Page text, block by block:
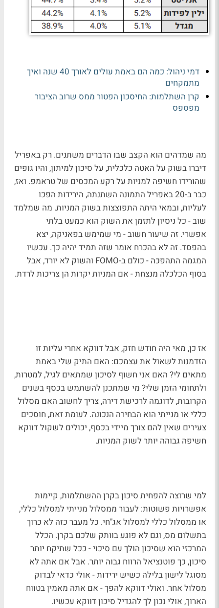
דמי ניהול: כמה הם באמת עולים לאורך 40 שנה ואיך
מתמקחים
קרן השתלמות: החיסכון הפטור ממס שרוב הציבור
מפספס
מה שמדהים הוא הקצב שבו הדברים משתנים. רק באפריל
דיברו בשוק על האטה כלכלית, על סיכון למיתון, והיו גופים
שהורידו חשיפה למניות על רקע המכסים של טראמפ. ואז,
כבר ב-20 באפריל התמונה השתנתה, הירידות הפכו
לעליות, ובמאי היתה התפוצצות בשוק המניות. מה שמלמד
שוב - כל ניסיון לתזמן את השוק הוא כמעט בלתי
אפשרי. זה שיעור חשוב - מי שמימש בפאניקה, יצא
בהפסד. זה לא בהכרח אומר שזה תמיד יהיה כך. עכשיו
המגמה התהפכה - כולם ב-FOMO והשוק לא יורד, אבל
בסוף הכלכלה מנצחת - אם המניות יקרות הן צריכות לרדת.
אז כן, מאי היה חודש חזק, אבל דווקא אחרי עליות זו
הזדמנות לשאול את עצמכם: האם התיק שלי באמת
מתאים לי? האם אני חשוף לסיכון שמתאים לגיל, למטרות,
ולתחומי הזמן שלי? מי שמתכנן להשתמש בכסף בשנים
הקרובות, לדוגמה לרכישת דירה, צריך לחשוב האם מסלול
כללי או מנייתי הוא הבחירה הנכונה. לעומת זאת, חוסכים
צעירים שאין להם צורך מיידי בכסף, יכולים לשקול דווקא
חשיפה גבוהה יותר לשוק המניות.
למי שרוצה להפחית סיכון בקרן ההשתלמות, קיימות
אפשרויות פשוטות: לעבור ממסלול מנייתי למסלול כללי,
או ממסלול כללי למסלול אג"חי. כל מעבר כזה לא כרוך
בתשלום מס, וגם לא פוגע בוותק שלכם בקרן. הכלל
המרכזי הוא שסיכון הולך עם סיכוי - ככל שתיקח יותר
סיכון, כך פוטנציאל הרווח גבוה יותר. אבל אם אתה לא
מסוגל לישון בלילה כשיש ירידות - אולי כדאי לבדוק
מסלול אחר. ואולי דווקא להפך - אם אתה מאמין בטווח
הארוך, אולי נכון לך להגדיל סיכון דווקא עכשיו.